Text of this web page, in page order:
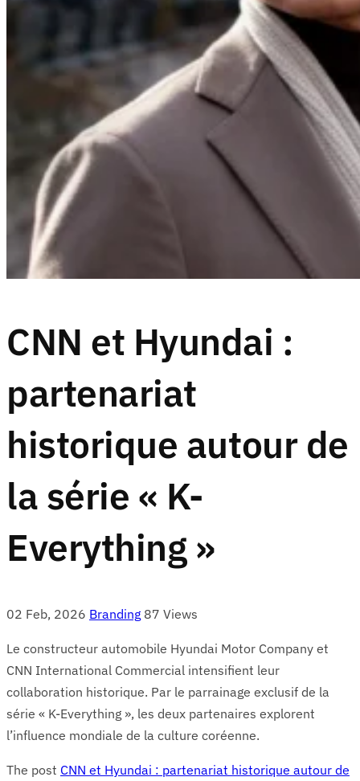
CNN et Hyundai :
partenariat
historique autour de
la série « K-
Everything »
02 Feb, 2026 Branding 87 Views
Le constructeur automobile Hyundai Motor Company et
CNN International Commercial intensifient leur
collaboration historique. Par le parrainage exclusif de la
série « K-Everything », les deux partenaires explorent
l’influence mondiale de la culture coréenne.
The post CNN et Hyundai : partenariat historique autour de